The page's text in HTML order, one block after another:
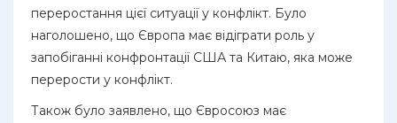
переростання цієї ситуації у конфлікт. Було
наголошено, що Європа має відіграти роль у
запобіганні конфронтації США та Китаю, яка може
перерости у конфлікт.
Також було заявлено, що Євросоюз має